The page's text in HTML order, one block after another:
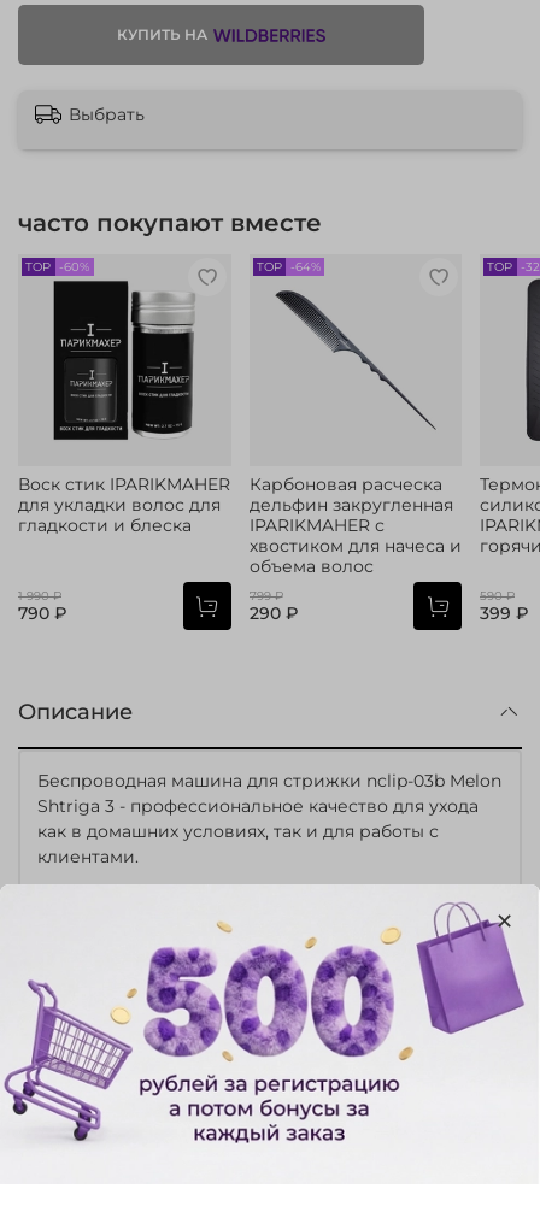
КУПИТЬ НА
Выбрать
часто покупают вместе
TOP -60%
Воск стик IPARIKMAHER
для укладки волос для
гладкости и блеска
1 990 ₽
790 ₽
TOP -64%
Карбоновая расческа
дельфин закругленная
IPARIKMAHER с
хвостиком для начеса и
объема волос
799 ₽
290 ₽
TOP -
590 ₽
399 ₽
Описание
Беспроводная машина для стрижки nclip-03b Melon
Shtriga 3 - профессиональное качество для ухода
как в домашних условиях, так и для работы с
клиентами.
гребнями (1,5–13 мм) вы сможете создавать
множество разных образов.
Настройка длины от 0,6 до 3,5 мм с помощью
рычага регулировки обеспечивает максимальную
точность и контроль при работе.
Металлический корпус с пластиковыми вставками
и лезвия из медицинской нержавеющей стали